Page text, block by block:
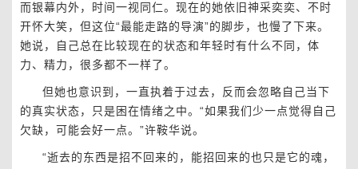
而银幕内外，时间一视同仁。现在的她依旧神采奕奕、不时
开怀大笑，但这位“最能走路的导演”的脚步，也慢了下来。
她说，自己总在比较现在的状态和年轻时有什么不同，体
力、精力，很多都不一样了。
但她也意识到，一直执着于过去，反而会忽略自己当下
的真实状态，只是困在情绪之中。“如果我们少一点觉得自己
欠缺，可能会好一点。”许鞍华说。
“逝去的东西是招不回来的，能招回来的也只是它的魂，